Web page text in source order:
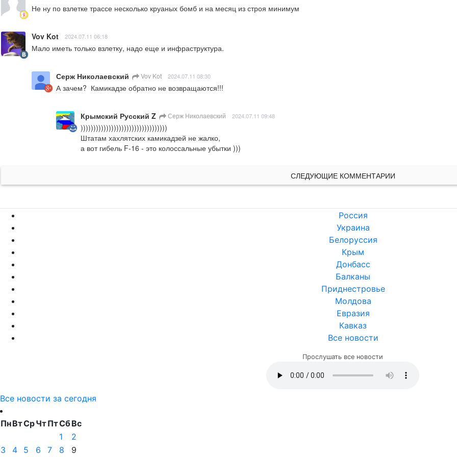
Не ну по взлетке трассе несколько круаных бомб и на месяц из строя минимум
Vov Kot 2024.07.11 06:18
Мало иметь только взлетку, надо еще и инфраструктура.
Серж Николаевский Vov Kot 2024.07.11 08:30
А зачем?  Камикадзе обратно не возвращаются!!!
Крымский Русский Z Серж Николаевский 2024.07.11 09:48
))))))))))))))))))))))))))))))))))
Штатам хахлятских камикадзей не жалко,
а вот гибель F-16 - это колоссальные убытки )))
СЛЕДУЮЩИЕ КОММЕНТАРИИ
Россия
Украина
Белоруссия
Крым
Донбасс
Балканы
Приднестровье
Молдова
Евразия
Кавказ
Все новости
Прослушать все новости
Все новости за сегодня
ПнВтСрЧтПтСбВс
1
2
3
4 5 6 7 8
9